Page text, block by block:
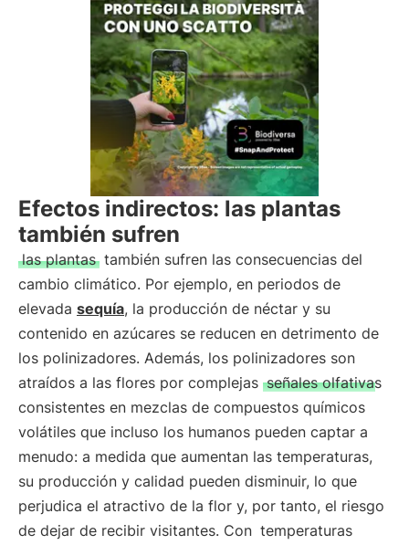
Efectos indirectos: las plantas
también sufren
las plantas también sufren las consecuencias del
cambio climático. Por ejemplo, en periodos de
elevada sequía, la producción de néctar y su
contenido en azúcares se reducen en detrimento de
los polinizadores. Además, los polinizadores son
atraídos a las flores por complejas señales olfativas
consistentes en mezclas de compuestos químicos
volátiles que incluso los humanos pueden captar a
menudo: a medida que aumentan las temperaturas,
su producción y calidad pueden disminuir, lo que
perjudica el atractivo de la flor y, por tanto, el riesgo
de dejar de recibir visitantes. Con temperaturas